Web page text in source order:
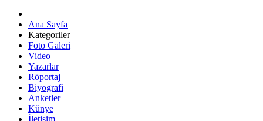
Ana Sayfa
Kategoriler
Foto Galeri
Video
Yazarlar
Röportaj
Biyografi
Anketler
Künye